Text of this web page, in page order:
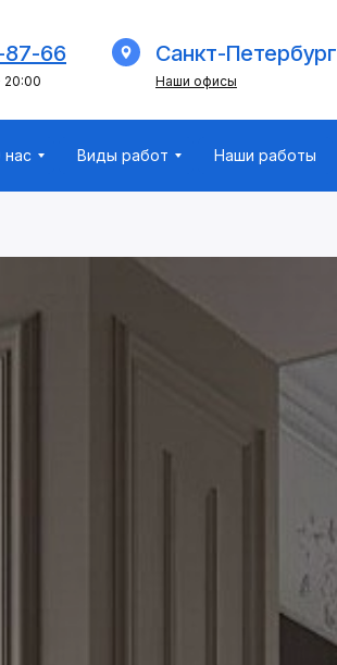
87-66
20:00 Наши офисы
Санкт-Петербург
Наши работы
Виды работ
Виды работ